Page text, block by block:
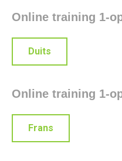
Online training 1-
Duits
Online training 1-
Frans